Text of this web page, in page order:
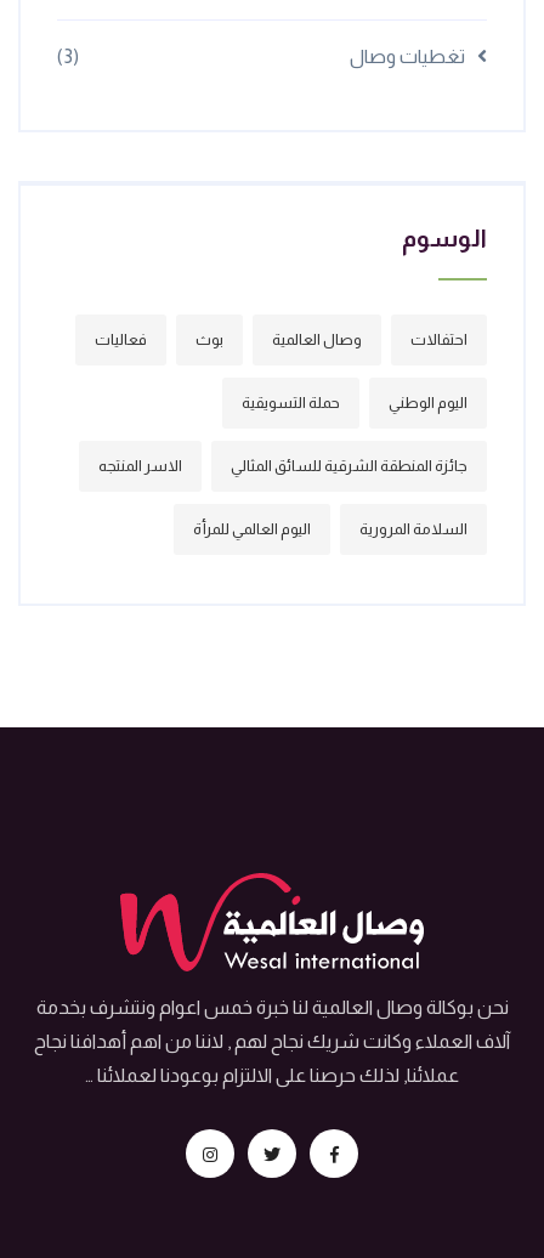
تغطيات وصال (3)
الوسوم
احتفالات وصال العالمية بوث فعاليات
اليوم الوطني حملة التسويقية
جائزة المنطقة الشرقية للسائق المثالي الاسر المنتجه
السلامة المرورية اليوم العالمي للمرأة
نحن بوكالة وصال العالمية لنا خبرة خمس اعوام ونتشرف بخدمة
آلاف العملاء وكانت شريك نجاح لهم , لاننا من اهم أهدافنا نجاح
عملائنا, لذلك حرصنا على الالتزام بوعودنا لعملائنا …